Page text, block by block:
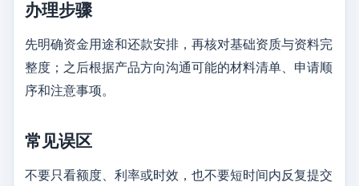
办理步骤
先明确资金用途和还款安排，再核对基础资质与资料完
整度；之后根据产品方向沟通可能的材料清单、申请顺
序和注意事项。
常见误区
不要只看额度、利率或时效，也不要短时间内反复提交